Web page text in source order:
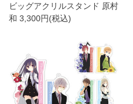
ビッグアクリルスタンド 原村
和 3,300円(税込)